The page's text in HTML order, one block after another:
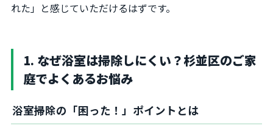
れた」と感じていただけるはずです。
1. なぜ浴室は掃除しにくい？杉並区のご家
庭でよくあるお悩み
浴室掃除の「困った！」ポイントとは